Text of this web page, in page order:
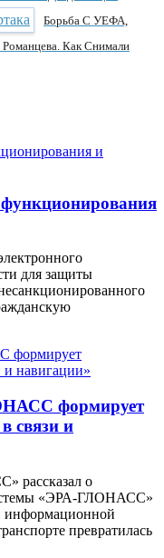
Борьба С УЕФА,
Как Снимали
для защиты
формирует
связи и
рассказал о
«ЭРА-ГЛОНАСС»
информационной
превратилась